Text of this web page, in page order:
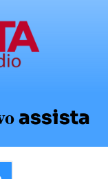
assista